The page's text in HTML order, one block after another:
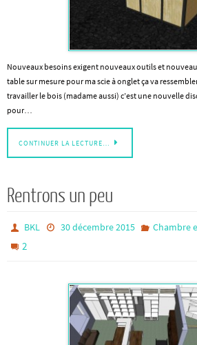
Nouveaux besoins exigent nouveaux outils et
table sur mesure pour ma scie à onglet ça va
travailler le bois (madame aussi) c’est une nouvelle
pour…
CONTINUER LA LECTURE…
Rentrons un peu
BKL 30 décembre 2015 Chambre
2